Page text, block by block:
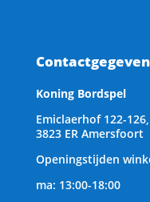
Koning Bordspel
Emiclaerhof 122-126,
3823 ER Amersfoort
Openingstijden
ma: 13:00-18:00